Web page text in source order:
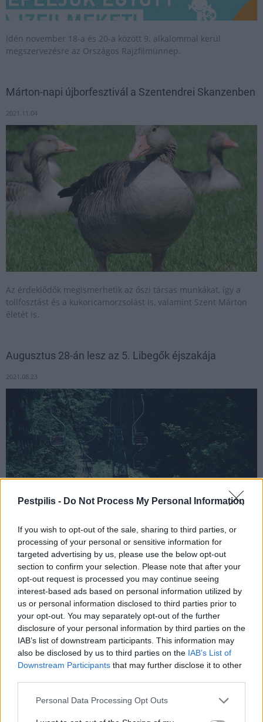
Pestpilis - Do Not Process My Personal Information
If you wish to opt-out of the sale, sharing to third parties, or
processing of your personal or sensitive information for
targeted advertising by us, please use the below opt-out
section to confirm your selection. Please note that after your
opt-out request is processed you may continue seeing
interest-based ads based on personal information utilized by
us or personal information disclosed to third parties prior to
your opt-out. You may separately opt-out of the further
disclosure of your personal information by third parties on the
IAB’s list of downstream participants. This information may
also be disclosed by us to third parties on the IAB’s List of
Downstream Participants that may further disclose it to other
Personal Data Processing Opt Outs
Idén november 18-a és 20-a között 9. alkalommal kerül
megszervezésre az Országos Rajzfilmünnep.
Márton-napi újborfesztivál a Szentendrei Skanzenben
2021.11.04
Az érdeklődők megismerhetik az őszi társas munkákat, így a
tollfosztást és a kukoricamorzsolást is, valamint Szent Márton
életét is.
Augusztus 28-án lesz az 5. Libegők éjszakája
2021.08.23
A július 17-re tervezett éjszakai libegőzés a kedvezőtlen
időjárás miatt a Zugligeti Libegőnél elmaradt, ezért azt
augusztus végén tartják meg.
Konténerkiállítás mutatja be Robert Capa életét a
Budapest Parkban
2020.07.28